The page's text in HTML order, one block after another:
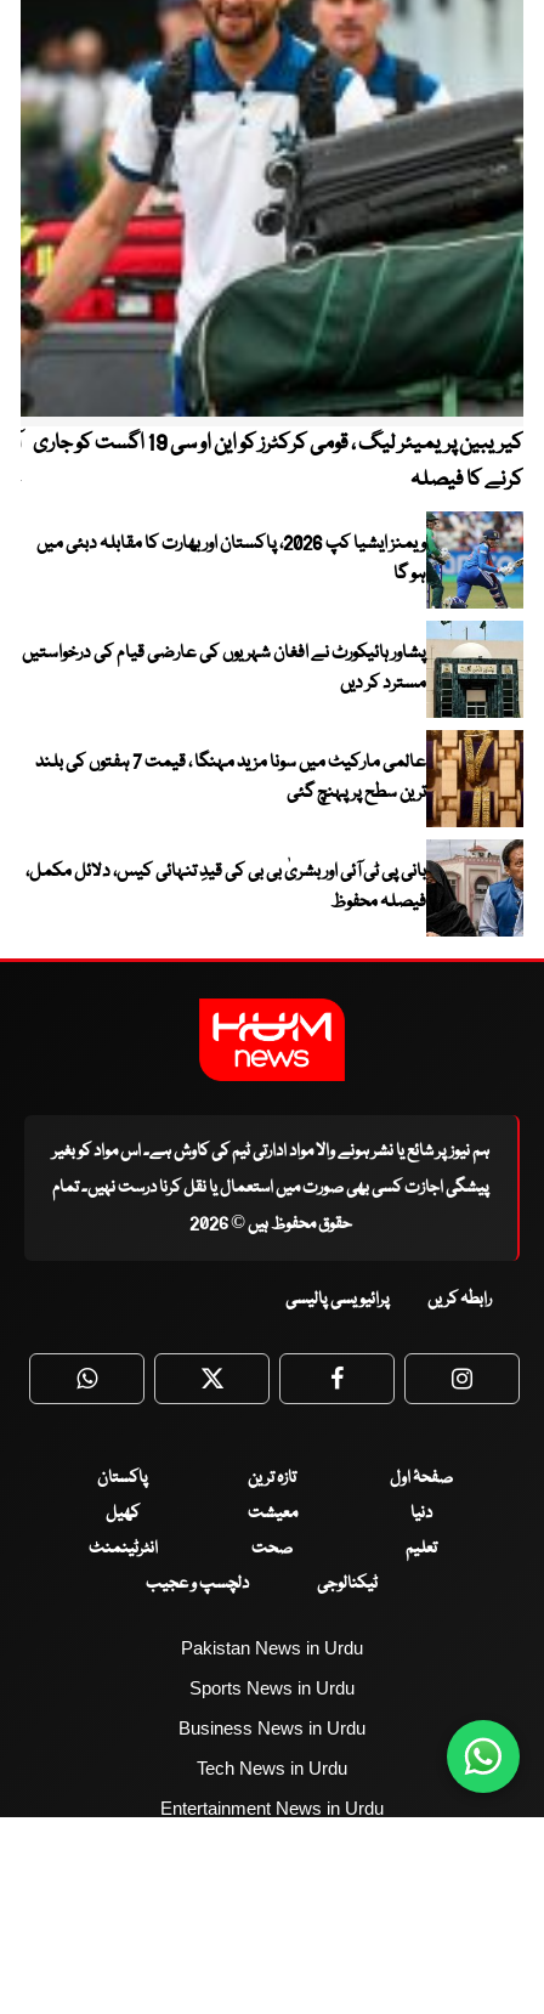
کیریبین پریمیئر لیگ ، قومی کرکٹرز کو این او سی 19 اگست کو جاری
کرنے کا فیصلہ
ویمنز ایشیا کپ 2026، پاکستان اور بھارت کا مقابلہ دبئی میں
ہو گا
پشاور ہائیکورٹ نے افغان شہریوں کی عارضی قیام کی درخواستیں
مسترد کر دیں
عالمی مارکیٹ میں سونا مزید مہنگا ، قیمت 7 ہفتوں کی بلند
ترین سطح پر پہنچ گئی
بانی پی ٹی آئی اور بشریٰ بی بی کی قیدِ تنہائی کیس، دلائل مکمل،
فیصلہ محفوظ
ہم نیوز پر شائع یا نشر ہونے والا مواد ادارتی ٹیم کی کاوش ہے۔ اس مواد کو بغیر
پیشگی اجازت کسی بھی صورت میں استعمال یا نقل کرنا درست نہیں۔ تمام
حقوق محفوظ ہیں © 2026
رابطہ کریں پرائیویسی پالیسی
WhatsApp Twitter Facebook
صفحۂ اول تازہ ترین
پاکستان
دنیا
معیشت
کھیل
تعلیم
صحت
انٹرٹینمنٹ
ٹیکنالوجی
دلچسپ و عجیب
Pakistan News in Urdu
Sports News in Urdu
Business News in Urdu
Tech News in Urdu
Entertainment News in Urdu